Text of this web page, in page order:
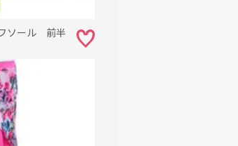
ソール 前半